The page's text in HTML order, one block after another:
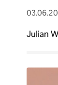
Julian